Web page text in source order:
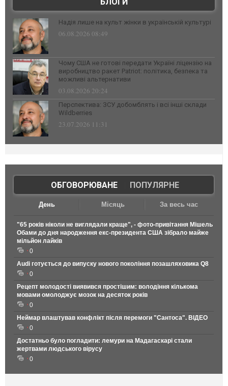
Надія лише на культ жінки в українській культурі
06.08.2026 08:49
Чому США не готові передати Україні ліцензію на
виробництво ракет Patriot: політика, безпека та
можливі альтернативи
03.08.2026 20:24
Перспектива: ЗСУ добомблять і всі інші склади
Wildberries
23.07.2026 11:31
ОБГОВОРЮВАНЕ| ПОПУЛЯРНЕ
День Місяць За весь час
"65 років ніколи не виглядали краще", - фото-привітання Мішель
Обами до дня народження екс-президента США зібрало майже
мільйон лайків
0
Audi готується до випуску нового покоління позашляховика Q8
0
Рецепт молодості виявився простішим: володіння кількома
мовами омолоджує мозок на десяток років
0
Неймар влаштував конфлікт після перемоги "Сантоса". ВІДЕО
0
Достатньо було погладити: лемури на Мадагаскарі стали
жертвами людського вірусу
0